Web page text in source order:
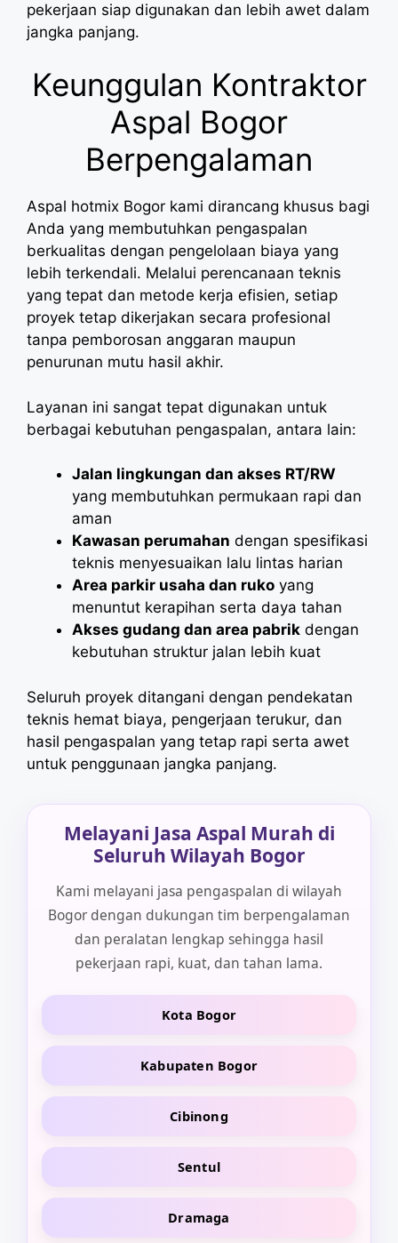
pekerjaan siap digunakan dan lebih awet dalam
jangka panjang.
Keunggulan Kontraktor
Aspal Bogor
Berpengalaman
Aspal hotmix Bogor kami dirancang khusus bagi
Anda yang membutuhkan pengaspalan
berkualitas dengan pengelolaan biaya yang
lebih terkendali. Melalui perencanaan teknis
yang tepat dan metode kerja efisien, setiap
proyek tetap dikerjakan secara profesional
tanpa pemborosan anggaran maupun
penurunan mutu hasil akhir.
Layanan ini sangat tepat digunakan untuk
berbagai kebutuhan pengaspalan, antara lain:
Jalan lingkungan dan akses RT/RW
yang membutuhkan permukaan rapi dan
aman
Kawasan perumahan dengan spesifikasi
teknis menyesuaikan lalu lintas harian
Area parkir usaha dan ruko yang
menuntut kerapihan serta daya tahan
Akses gudang dan area pabrik dengan
kebutuhan struktur jalan lebih kuat
Seluruh proyek ditangani dengan pendekatan
teknis hemat biaya, pengerjaan terukur, dan
hasil pengaspalan yang tetap rapi serta awet
untuk penggunaan jangka panjang.
Melayani Jasa Aspal Murah di
Seluruh Wilayah Bogor
Kami melayani jasa pengaspalan di wilayah
Bogor dengan dukungan tim berpengalaman
dan peralatan lengkap sehingga hasil
pekerjaan rapi, kuat, dan tahan lama.
Kota Bogor
Kabupaten Bogor
Cibinong
Sentul
Dramaga